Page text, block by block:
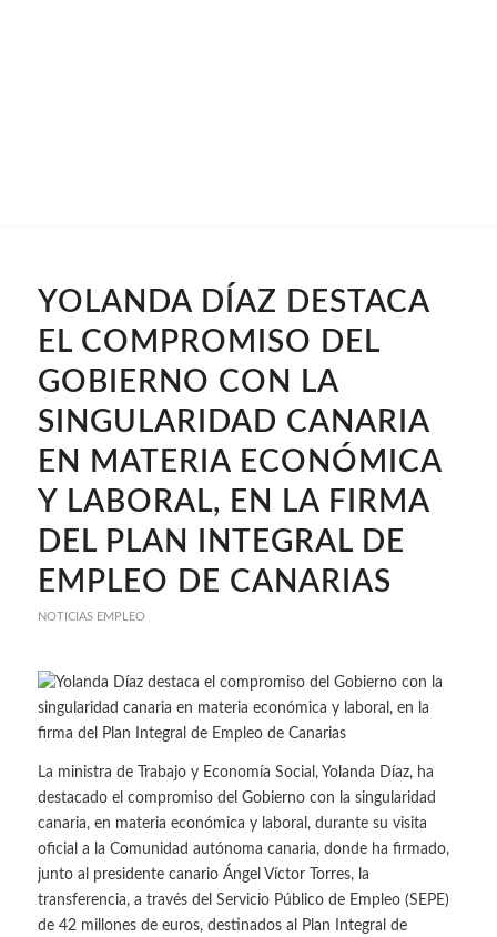
YOLANDA DÍAZ DESTACA
EL COMPROMISO DEL
GOBIERNO CON LA
SINGULARIDAD CANARIA
EN MATERIA ECONÓMICA
Y LABORAL, EN LA FIRMA
DEL PLAN INTEGRAL DE
EMPLEO DE CANARIAS
NOTICIAS EMPLEO
La ministra de Trabajo y Economía Social, Yolanda Díaz, ha
destacado el compromiso del Gobierno con la singularidad
canaria, en materia económica y laboral, durante su visita
oficial a la Comunidad autónoma canaria, donde ha firmado,
junto al presidente canario Ángel Víctor Torres, la
transferencia, a través del Servicio Público de Empleo (SEPE)
de 42 millones de euros, destinados al Plan Integral de